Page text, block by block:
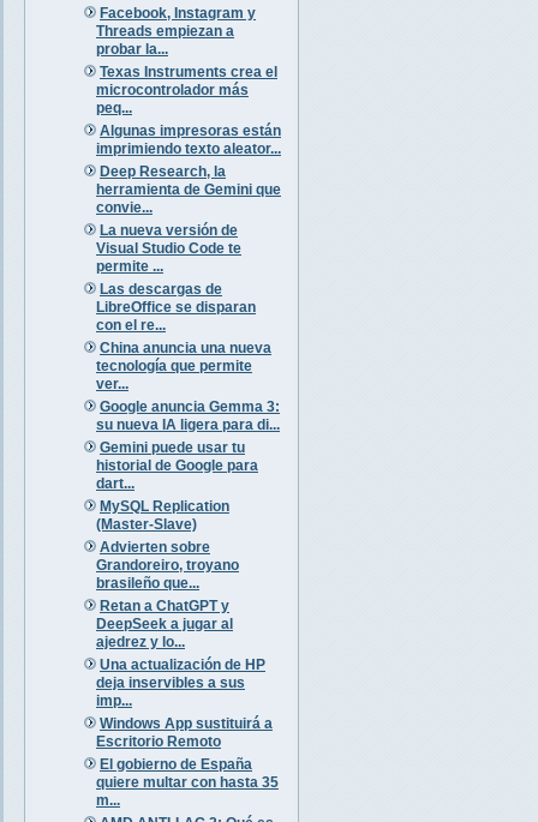
Facebook, Instagram y
Threads empiezan a
probar la...
Texas Instruments crea el
microcontrolador más
peq...
Algunas impresoras están
imprimiendo texto aleator...
Deep Research, la
herramienta de Gemini que
convie...
La nueva versión de
Visual Studio Code te
permite ...
Las descargas de
LibreOffice se disparan
con el re...
China anuncia una nueva
tecnología que permite
ver...
Google anuncia Gemma 3:
su nueva IA ligera para di...
Gemini puede usar tu
historial de Google para
dart...
MySQL Replication
(Master-Slave)
Advierten sobre
Grandoreiro, troyano
brasileño que...
Retan a ChatGPT y
DeepSeek a jugar al
ajedrez y lo...
Una actualización de HP
deja inservibles a sus
imp...
Windows App sustituirá a
Escritorio Remoto
El gobierno de España
quiere multar con hasta 35
m...